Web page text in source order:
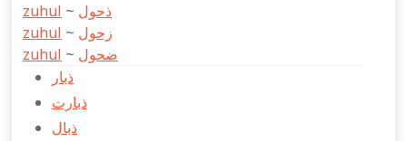
zuhul ~ ذحول
zuhul ~ زحول
zuhul ~ ضحول
ذبار
ذبارت
ذبال